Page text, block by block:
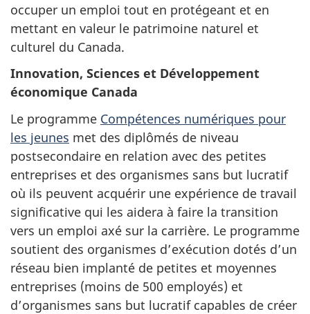
occuper un emploi tout en protégeant et en
mettant en valeur le patrimoine naturel et
culturel du Canada.
Innovation, Sciences et Développement
économique Canada
Le programme Compétences numériques pour
les jeunes met des diplômés de niveau
postsecondaire en relation avec des petites
entreprises et des organismes sans but lucratif
où ils peuvent acquérir une expérience de travail
significative qui les aidera à faire la transition
vers un emploi axé sur la carrière. Le programme
soutient des organismes d’exécution dotés d’un
réseau bien implanté de petites et moyennes
entreprises (moins de 500 employés) et
d’organismes sans but lucratif capables de créer